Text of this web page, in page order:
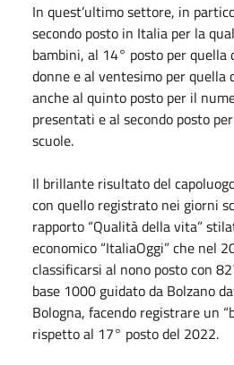
In quest’ultimo settore, in
secondo posto in Italia per la
bambini, al 14° posto per quella
donne e al ventesimo per quella
anche al quinto posto per il
presentati e al secondo posto
scuole.
Il brillante risultato del
con quello registrato nei giorni
rapporto “Qualità della vita”
economico “ItaliaOggi” che nel
classificarsi al nono posto con
base 1000 guidato da Bolzano
Bologna, facendo registrare un
rispetto al 17° posto del 2022.